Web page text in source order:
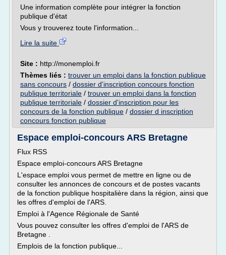
Une information complète pour intégrer la fonction
publique d'état
Vous y trouverez toute l'information...
Lire la suite
Site : http://monemploi.fr
Thèmes liés : trouver un emploi dans la fonction publique
sans concours / dossier d'inscription concours fonction
publique territoriale / trouver un emploi dans la fonction
publique territoriale / dossier d'inscription pour les
concours de la fonction publique / dossier d inscription
concours fonction publique
Espace emploi-concours ARS Bretagne
Flux RSS
Espace emploi-concours ARS Bretagne
L'espace emploi vous permet de mettre en ligne ou de
consulter les annonces de concours et de postes vacants
de la fonction publique hospitalière dans la région, ainsi que
les offres d'emploi de l'ARS.
Emploi à l'Agence Régionale de Santé
Vous pouvez consulter les offres d'emploi de l'ARS de
Bretagne .
Emplois de la fonction publique...